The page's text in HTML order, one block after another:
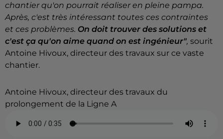
chantier qu'on pourrait réaliser en pleine pampa.
Après, c'est très intéressant toutes ces contraintes
et ces problèmes. On doit trouver des solutions et
c'est ça qu'on aime quand on est ingénieur", sourit
Antoine Hivoux, directeur des travaux sur ce vaste
chantier.
Antoine Hivoux, directeur des travaux du
prolongement de la Ligne A